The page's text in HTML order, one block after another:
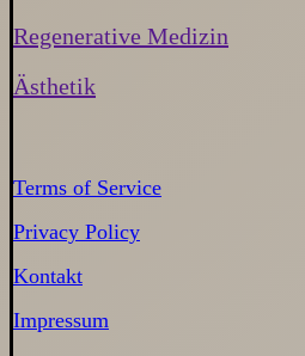
Regenerative Medizin
Ästhetik
Terms of Service
Privacy Policy
Kontakt
Impressum